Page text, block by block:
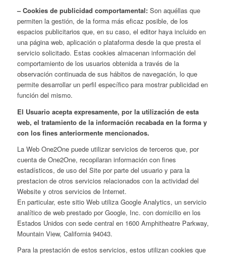
– Cookies de publicidad comportamental: Son aquéllas que
permiten la gestión, de la forma más eficaz posible, de los
espacios publicitarios que, en su caso, el editor haya incluido en
una página web, aplicación o plataforma desde la que presta el
servicio solicitado. Estas cookies almacenan información del
comportamiento de los usuarios obtenida a través de la
observación continuada de sus hábitos de navegación, lo que
permite desarrollar un perfil específico para mostrar publicidad en
función del mismo.
El Usuario acepta expresamente, por la utilización de esta
web, el tratamiento de la información recabada en la forma y
con los fines anteriormente mencionados.
La Web One2One puede utilizar servicios de terceros que, por
cuenta de One2One, recopilaran información con fines
estadísticos, de uso del Site por parte del usuario y para la
prestacion de otros servicios relacionados con la actividad del
Website y otros servicios de Internet.
En particular, este sitio Web utiliza Google Analytics, un servicio
analítico de web prestado por Google, Inc. con domicilio en los
Estados Unidos con sede central en 1600 Amphitheatre Parkway,
Mountain View, California 94043.
Para la prestación de estos servicios, estos utilizan cookies que